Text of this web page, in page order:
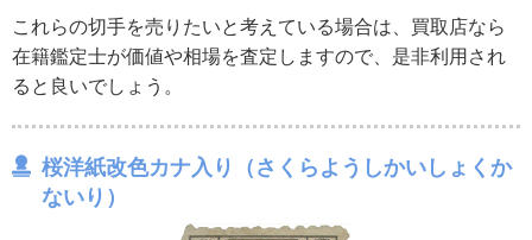
これらの切手を売りたいと考えている場合は、買取店なら
在籍鑑定士が価値や相場を査定しますので、是非利用され
ると良いでしょう。
桜洋紙改色カナ入り（さくらようしかいしょくか
ないり）